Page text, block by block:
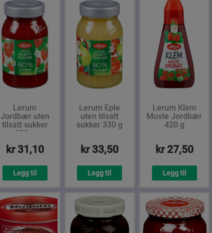
Lerum
Jordbær uten
tilsatt sukker
330 g
kr 31,10
Legg til
Lerum Eple
uten tilsatt
sukker 330 g
kr 33,50
Legg til
Lerum Klem
Moste Jordbær
420 g
kr 27,50
Legg til